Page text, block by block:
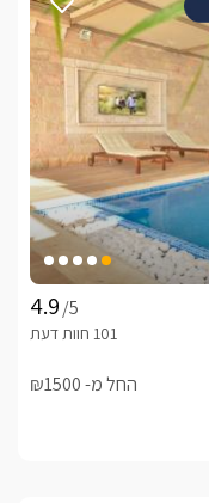
/5
החל מ- ₪1500